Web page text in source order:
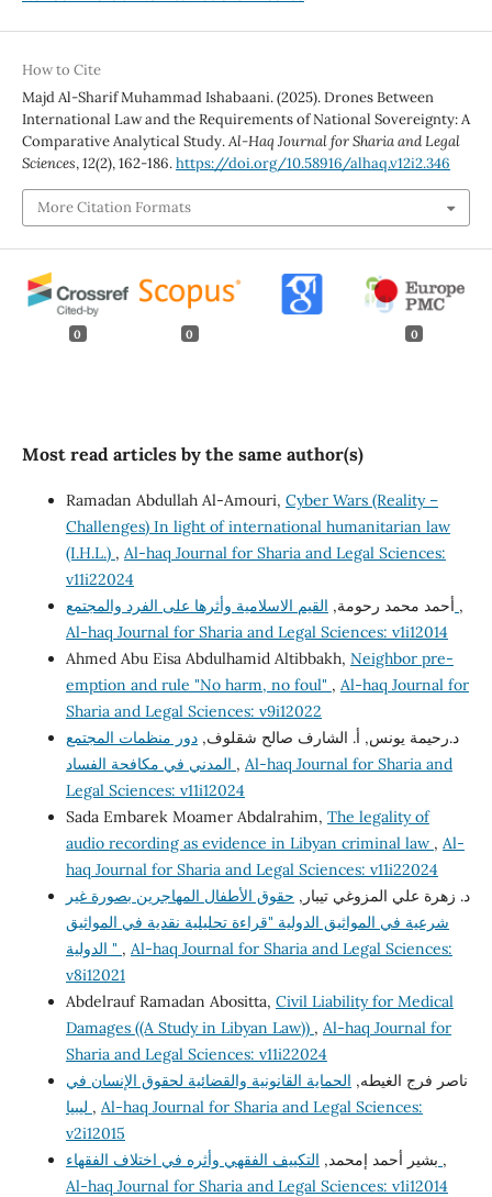
How to Cite
Majd Al-Sharif Muhammad Ishabaani. (2025). Drones Between
International Law and the Requirements of National Sovereignty: A
Comparative Analytical Study.Al-Haq Journal for Sharia and Legal
Sciences,12(2), 162-186.https://doi.org/10.58916/alhaq.v12i2.346
More Citation Formats
0 0 0
Most read articles by the same author(s)
Ramadan Abdullah Al-Amouri, Cyber Wars (Reality –
Challenges) In light of international humanitarian law
(I.H.L.) , Al-haq Journal for Sharia and Legal Sciences:
v11i22024
أحمد محمد رحومة, ,
Al-haq Journal for Sharia and Legal Sciences: v1i12014
Ahmed Abu Eisa Abdulhamid Altibbakh, Neighbor pre-
emption and rule "No harm, no foul" , Al-haq Journal for
Sharia and Legal Sciences: v9i12022
د.رحيمة يونس, أ. الشارف صالح شقلوف,دور منظمات المجتمع
, Al-haq Journal for Sharia and
Legal Sciences: v11i12024
Sada Embarek Moamer Abdalrahim, The legality of
audio recording as evidence in Libyan criminal law , Al-
haq Journal for Sharia and Legal Sciences: v11i22024
د. زهرة علي المزوغي تيبار, حقوق الأطفال المهاجرين بصورة غير
شرعية في المواثيق الدولية "قراءة تحليلية نقدية في المواثيق
الدولية " , Al-haq Journal for Sharia and Legal Sciences:
v8i12021
Abdelrauf Ramadan Abositta, Civil Liability for Medical
Damages ((A Study in Libyan Law)) , Al-haq Journal for
Sharia and Legal Sciences: v11i22024
ناصر فرج الغيطه, الحماية القانونية والقضائية لحقوق الإنسان في
, Al-haq Journal for Sharia and Legal Sciences:
v2i12015
بشير أحمد إمحمد, ,
Al-haq Journal for Sharia and Legal Sciences: v1i12014